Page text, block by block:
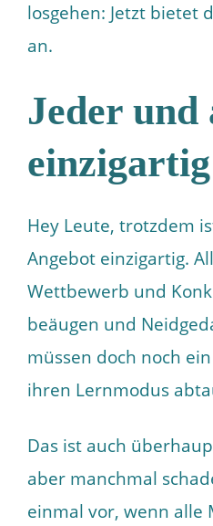
losgehen: Jetzt bietet
an.
Jeder und
einzigartig
Hey Leute, trotzdem
Angebot einzigartig.
Wettbewerb und
beäugen und
müssen doch noch
ihren Lernmodus
Das ist auch
aber manchmal
einmal vor, wenn alle